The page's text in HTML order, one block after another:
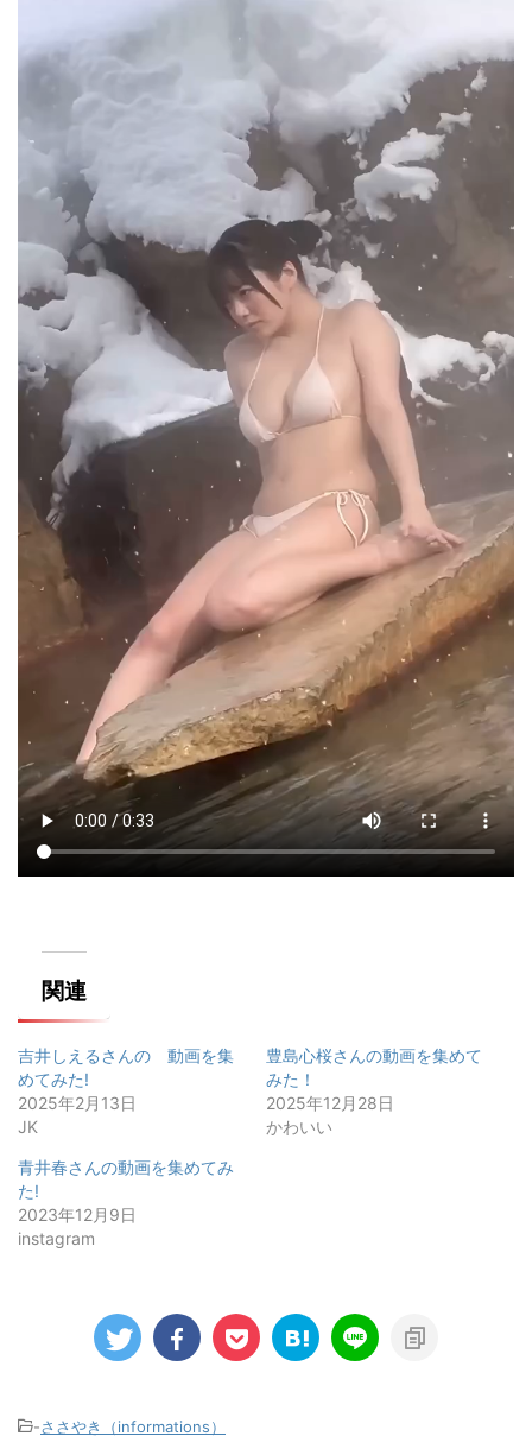
関連
吉井しえるさんの゙動画を集
めてみた!
2025年2月13日
JK
豊島心桜さんの動画を集めて
みた！
2025年12月28日
かわいい
青井春さんの動画を集めてみ
た!
2023年12月9日
instagram
-ささやき（informations）